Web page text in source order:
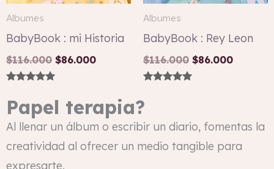
Albumes
BabyBook : mi Historia
$116.000 $86.000
5.00
de 5
Albumes
BabyBook : Rey Leon
$116.000 $86.000
de 5
Papel terapia?
Al llenar un álbum o escribir un diario, fomentas la
creatividad al ofrecer un medio tangible para
expresarte.